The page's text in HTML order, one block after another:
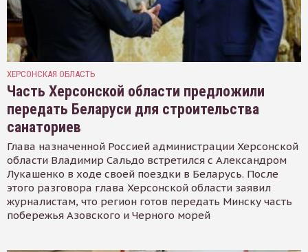
ХЕРСОНСКАЯ ОБЛАСТЬ
Часть Херсонской области предложили
передать Беларуси для строительства
санаториев
Глава назначенной Россией администрации Херсонской
области Владимир Сальдо встретился с Александром
Лукашенко в ходе своей поездки в Беларусь. После
этого разговора глава Херсонской области заявил
журналистам, что регион готов передать Минску часть
побережья Азовского и Черного морей